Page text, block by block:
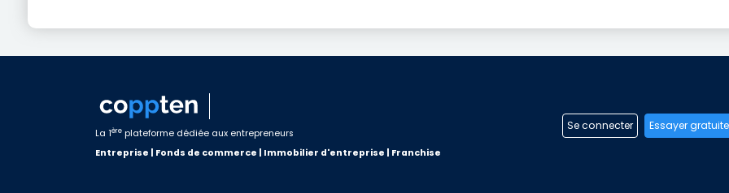
La 1ère plateforme dédiée aux entrepreneurs
Entreprise | Fonds de commerce | Immobilier d'entreprise | Franchise
Se connecter Essayer